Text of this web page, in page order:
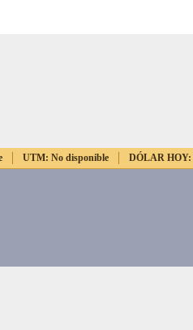
UTM: No disponible DÓLAR HOY: